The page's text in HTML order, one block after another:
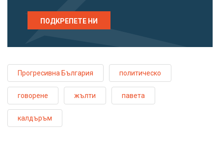
ПОДКРЕПЕТЕ НИ
Прогресивна България политическо
говорене жълти павета
калдъръм